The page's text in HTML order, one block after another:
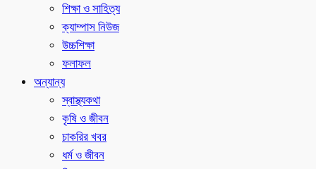
শিক্ষা ও সাহিত্য
ক্যাম্পাস নিউজ
উচ্চশিক্ষা
ফলাফল
অন্যান্য
স্বাস্থ্যকথা
কৃষি ও জীবন
চাকরির খবর
ধর্ম ও জীবন